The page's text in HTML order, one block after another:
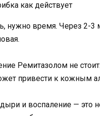
нужно время. Через 2-3
Ремитазолом не
привести к кожным
и воспаление — это